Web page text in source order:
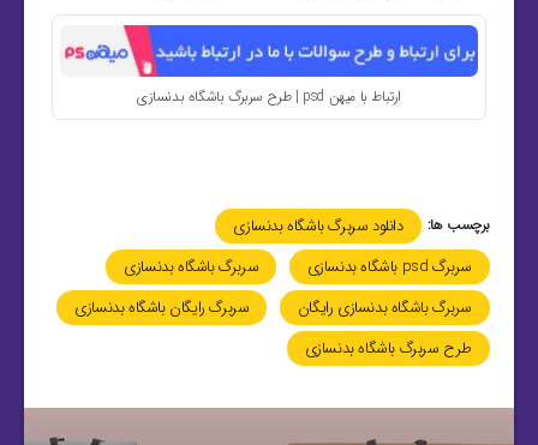
ارتباط با میهن psd | طرح سربرگ باشگاه بدنسازی
برچسب ها:
دانلود سربرگ باشگاه بدنسازی
سربرگ psd باشگاه بدنسازی
سربرگ باشگاه بدنسازی
سربرگ باشگاه بدنسازی رایگان
سربرگ رایگان باشگاه بدنسازی
طرح سربرگ باشگاه بدنسازی